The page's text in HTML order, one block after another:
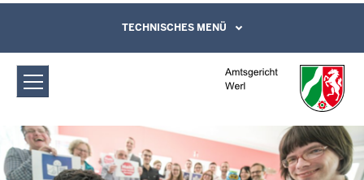
Amtsgericht Werl: Hinweise zur
Leichten Sprache
Direkt zum Inhalt
Leichte Sprache, Gebärdensprachenvideo
und Kontaktformular
TECHNISCHES MENÜ